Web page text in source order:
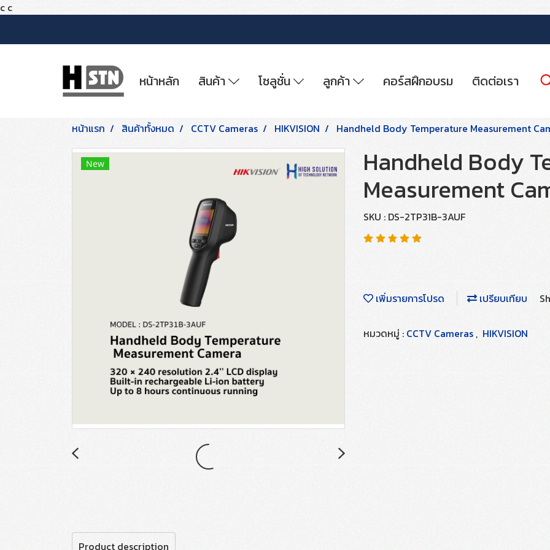
c c
หน้าหลัก สินค้า โซลูชั่น ลูกค้า คอร์สฝึกอบรม ติดต่อเรา
หน้าแรก สินค้าทั้งหมด CCTV Cameras HIKVISION Handheld Body Temperature Measurement
New Handheld Body
Measurement
SKU : DS-2TP31B-3AUF
เพิ่มรายการโปรด เปรียบเทียบ
หมวดหมู่ : CCTV Cameras , HIKVISION
Product description